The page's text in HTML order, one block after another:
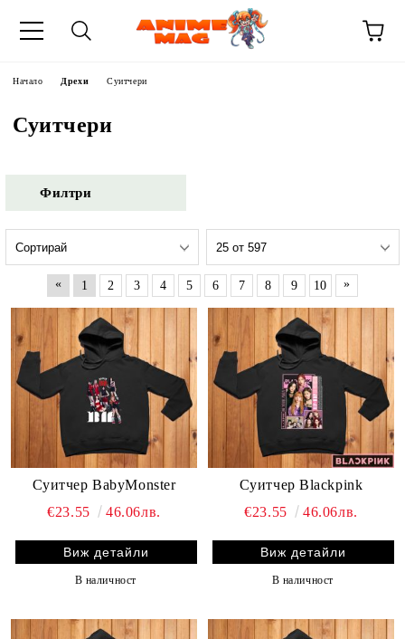
Начало Дрехи Суитчери
Суитчери
Филтри
« 1 2 3 4 5 6 7 8 9 10 »
Суитчер BabyMonster
€23.55
46.06лв.
Виж детайли
В наличност
Суитчер Blackpink
€23.55
46.06лв.
Виж детайли
В наличност